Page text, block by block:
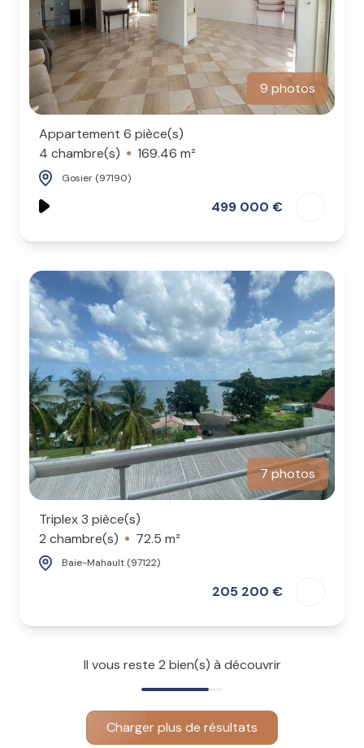
9 photos
Appartement 6 pièce(s)
4 chambre(s)
169.46 m²
Gosier (97190)
499 000 €
7 photos
Triplex 3 pièce(s)
2 chambre(s)
72.5 m²
Baie-Mahault (97122)
205 200 €
Il vous reste 2 bien(s) à découvrir
Charger plus de résultats